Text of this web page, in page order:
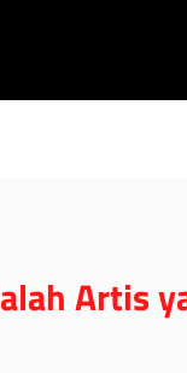
Artis